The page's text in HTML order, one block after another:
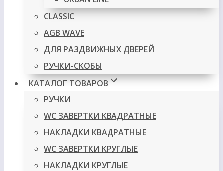
CLASSIC
AGB WAVE
ДЛЯ РАЗДВИЖНЫХ ДВЕРЕЙ
РУЧКИ-СКОБЫ
КАТАЛОГ ТОВАРОВ
РУЧКИ
WC ЗАВЕРТКИ КВАДРАТНЫЕ
НАКЛАДКИ КВАДРАТНЫЕ
WC ЗАВЕРТКИ КРУГЛЫЕ
НАКЛАДКИ КРУГЛЫЕ